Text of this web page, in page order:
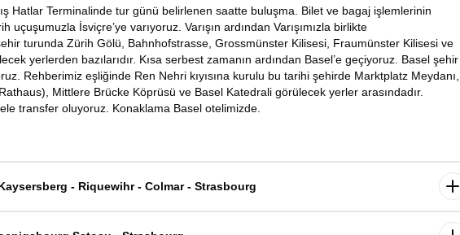
Hatlar Terminalinde tur günü belirlenen saatte buluşma. Bilet ve bagaj işlemlerinin
uçuşumuzla İsviçre’ye varıyoruz. Varışın ardından Varışımızla birlikte
turunda Zürih Gölü, Bahnhofstrasse, Grossmünster Kilisesi, Fraumünster Kilisesi ve
yerlerden bazılarıdır. Kısa serbest zamanın ardından Basel’e geçiyoruz. Basel şehir
Rehberimiz eşliğinde Ren Nehri kıyısına kurulu bu tarihi şehirde Marktplatz Meydanı,
Mittlere Brücke Köprüsü ve Basel Katedrali görülecek yerler arasındadır.
transfer oluyoruz. Konaklama Basel otelimizde.
- Riquewihr - Colmar - Strasbourg